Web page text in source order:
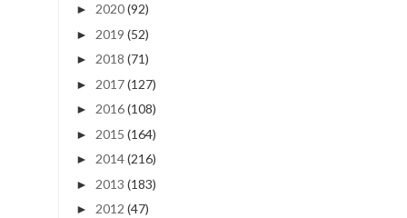
► 2020(92)
► 2019 (52)
► 2018 (71)
► 2017(127)
► 2016(108)
► 2015 (164)
► 2014(216)
► 2013 (183)
► 2012 (47)